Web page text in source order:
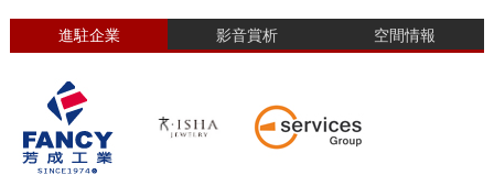
進駐企業 影音賞析 空間情報